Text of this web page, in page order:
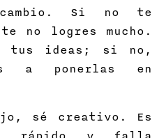
Si no te
no logres mucho.
tus ideas; si no,
a ponerlas en
sé creativo. Es